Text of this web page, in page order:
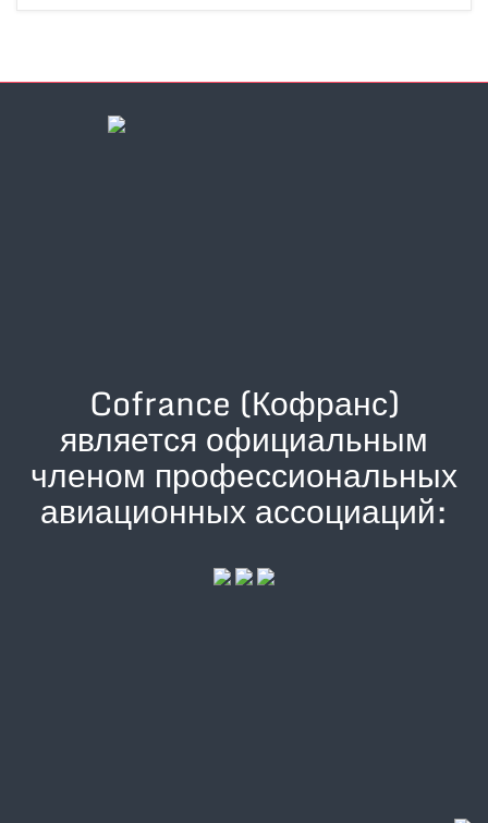
Cofrance (Кофранс)
является официальным
членом профессиональных
авиационных ассоциаций: